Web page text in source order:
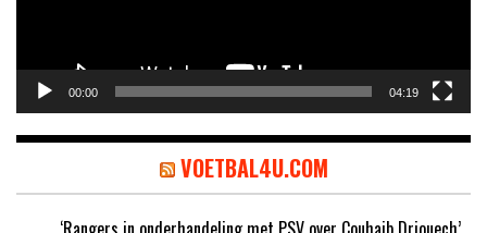
00:00 04:19
VOETBAL4U.COM